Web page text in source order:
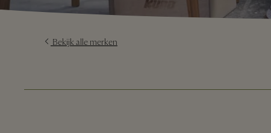
Bekijk alle merken